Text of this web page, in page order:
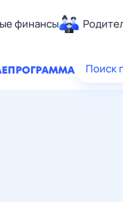
финансы
Поиск